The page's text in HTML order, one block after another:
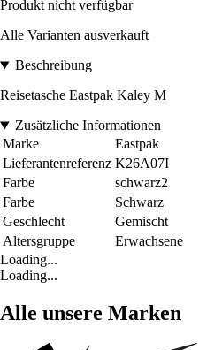
Produkt nicht verfügbar
Alle Varianten ausverkauft
Beschreibung
Reisetasche Eastpak Kaley M
Zusätzliche Informationen
Marke
Eastpak
Lieferantenreferenz K26A07I
Farbe
schwarz2
Farbe
Schwarz
Geschlecht
Gemischt
Altersgruppe
Erwachsene
Loading...
Loading...
Alle unsere Marken